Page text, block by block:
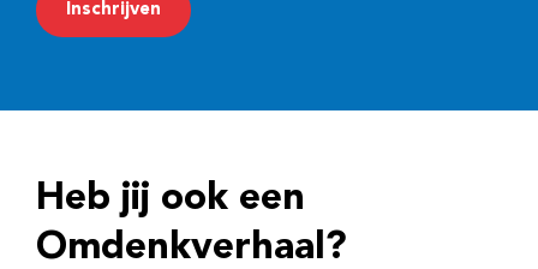
a
r
e
Inschrijven
Heb jij ook een
Omdenkverhaal?